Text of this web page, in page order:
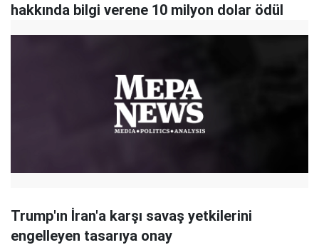
hakkında bilgi verene 10 milyon dolar ödül
Trump'ın İran'a karşı savaş yetkilerini
engelleyen tasarıya onay